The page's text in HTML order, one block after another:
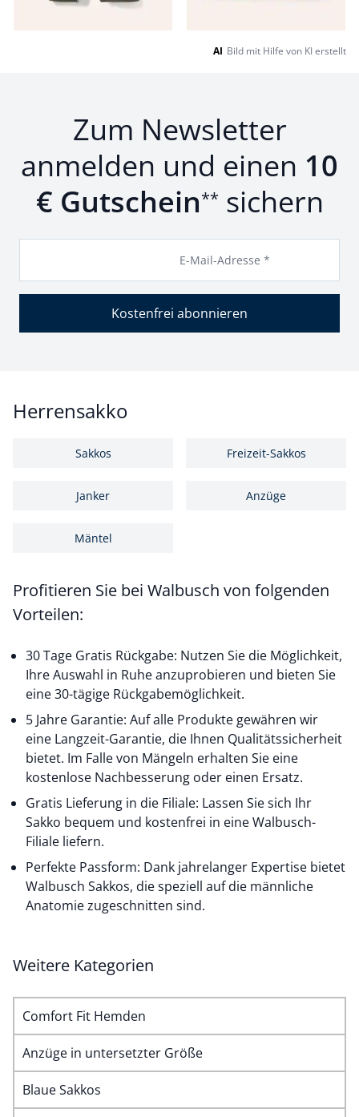
AI Bild mit Hilfe von KI erstellt
Zum Newsletter
anmelden und einen 10
€ Gutschein** sichern
E-Mail-Adresse *
Kostenfrei abonnieren
Herrensakko
Sakkos Freizeit-Sakkos
Janker Anzüge
Mäntel
Profitieren Sie bei Walbusch von folgenden
Vorteilen:
30 Tage Gratis Rückgabe: Nutzen Sie die Möglichkeit,
Ihre Auswahl in Ruhe anzuprobieren und bieten Sie
eine 30-tägige Rückgabemöglichkeit.
5 Jahre Garantie: Auf alle Produkte gewähren wir
eine Langzeit-Garantie, die Ihnen Qualitätssicherheit
bietet. Im Falle von Mängeln erhalten Sie eine
kostenlose Nachbesserung oder einen Ersatz.
Gratis Lieferung in die Filiale: Lassen Sie sich Ihr
Sakko bequem und kostenfrei in eine Walbusch-
Filiale liefern.
Perfekte Passform: Dank jahrelanger Expertise bietet
Walbusch Sakkos, die speziell auf die männliche
Anatomie zugeschnitten sind.
Weitere Kategorien
Comfort Fit Hemden
Anzüge in untersetzter Größe
Blaue Sakkos